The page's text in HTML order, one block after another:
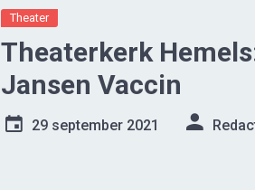
Theater
Theaterkerk
Jansen Vaccin
29 september 2021